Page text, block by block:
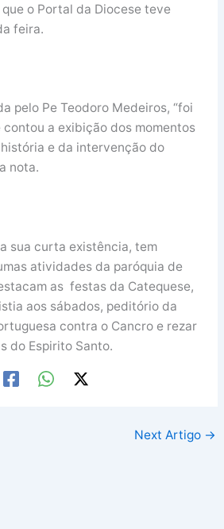
o Portal da Diocese teve
feira.
pelo Pe Teodoro Medeiros, “foi
a exibição dos momentos
e da intervenção do
nota.
sua curta existência, tem
atividades da paróquia de
as festas da Catequese,
aos sábados, peditório da
contra o Cancro e rezar
do Espirito Santo.
Next Artigo →